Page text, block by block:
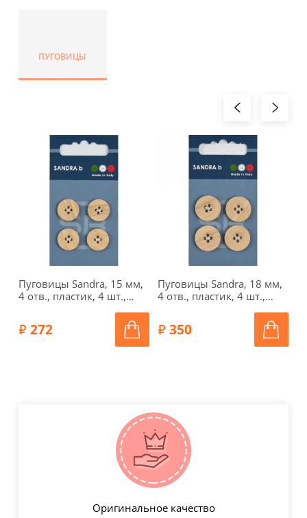
ПУГОВИЦЫ
Пуговицы Sandra, 15 мм,
4 отв., пластик, 4 шт.,
272
Пуговицы Sandra, 18 мм,
4 отв., пластик, 4 шт.,
350
Оригинальное качество